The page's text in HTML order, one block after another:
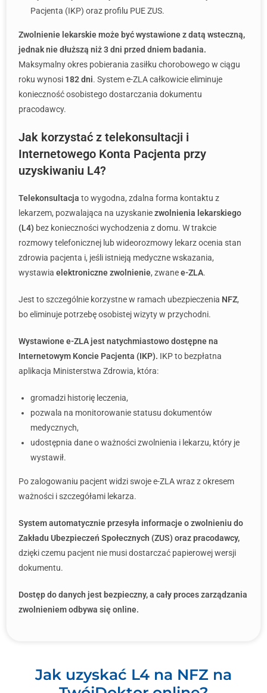
Pacjenta (IKP) oraz profilu PUE ZUS.
Zwolnienie lekarskie może być wystawione z datą wsteczną,
jednak nie dłuższą niż 3 dni przed dniem badania.
Maksymalny okres pobierania zasiłku chorobowego w ciągu
roku wynosi 182 dni. System e-ZLA całkowicie eliminuje
konieczność osobistego dostarczania dokumentu
pracodawcy.
Jak korzystać z telekonsultacji i
Internetowego Konta Pacjenta przy
uzyskiwaniu L4?
Telekonsultacja to wygodna, zdalna forma kontaktu z
lekarzem, pozwalająca na uzyskaniezwolnienia lekarskiego
(L4) bez konieczności wychodzenia z domu. W trakcie
rozmowy telefonicznej lub wideorozmowy lekarz ocenia stan
zdrowia pacjenta i, jeśli istnieją medyczne wskazania,
wystawia elektroniczne zwolnienie, zwanee-ZLA.
Jest to szczególnie korzystne w ramach ubezpieczenia NFZ,
bo eliminuje potrzebę osobistej wizyty w przychodni.
Wystawione e-ZLA jest natychmiastowo dostępne na
Internetowym Koncie Pacjenta (IKP). IKP to bezpłatna
aplikacja Ministerstwa Zdrowia, która:
gromadzi historię leczenia,
pozwala na monitorowanie statusu dokumentów
medycznych,
udostępnia dane o ważności zwolnienia i lekarzu, który je
wystawił.
Po zalogowaniu pacjent widzi swoje e-ZLA wraz z okresem
ważności i szczegółami lekarza.
System automatycznie przesyła informacje o zwolnieniu do
Zakładu Ubezpieczeń Społecznych (ZUS) oraz pracodawcy,
dzięki czemu pacjent nie musi dostarczać papierowej wersji
dokumentu.
Dostęp do danych jest bezpieczny, a cały proces zarządzania
zwolnieniem odbywa się online.
Jak uzyskać L4 na NFZ na